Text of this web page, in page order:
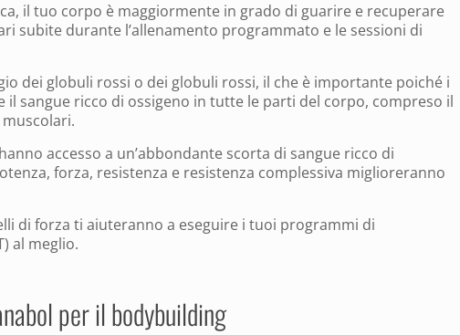
il tuo corpo è maggiormente in grado di guarire e recuperare
subite durante l’allenamento programmato e le sessioni di
dei globuli rossi o dei globuli rossi, il che è importante poiché i
sangue ricco di ossigeno in tutte le parti del corpo, compreso il
accesso a un’abbondante scorta di sangue ricco di
forza, resistenza e resistenza complessiva miglioreranno
di forza ti aiuteranno a eseguire i tuoi programmi di
al meglio.
per il bodybuilding